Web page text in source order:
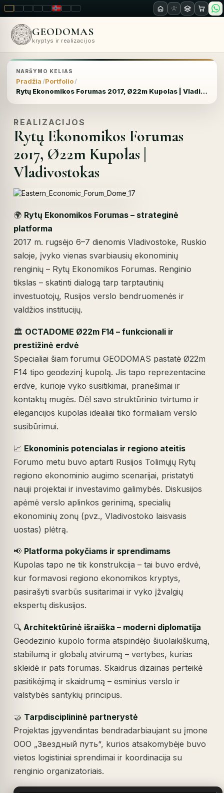
LT ENPL FR RUNOSKRO
GEODOMAS
kryptys ir realizacijos
NARŠYMO KELIAS
Pradžia Portfolio
Rytų Ekonomikos Forumas 2017, Ø22m Kupolas | Vladivostokas
REALIZACIJOS
Rytų Ekonomikos Forumas
2017, Ø22m Kupolas |
Vladivostokas
🌍 Rytų Ekonomikos Forumas – strateginė
platforma
2017 m. rugsėjo 6–7 dienomis Vladivostoke, Ruskio
saloje, įvyko vienas svarbiausių ekonominių
renginių – Rytų Ekonomikos Forumas. Renginio
tikslas – skatinti dialogą tarp tarptautinių
investuotojų, Rusijos verslo bendruomenės ir
valdžios institucijų.
🏛️ OCTADOME Ø22m F14 – funkcionali ir
prestižinė erdvė
Specialiai šiam forumui GEODOMAS pastatė Ø22m
F14 tipo geodezinį kupolą. Jis tapo reprezentacine
erdve, kurioje vyko susitikimai, pranešimai ir
kontaktų mugės. Dėl savo struktūrinio tvirtumo ir
elegancijos kupolas idealiai tiko formaliam verslo
susibūrimui.
📈 Ekonominis potencialas ir regiono ateitis
Forumo metu buvo aptarti Rusijos Tolimųjų Rytų
regiono ekonominio augimo scenarijai, pristatyti
nauji projektai ir investavimo galimybės. Diskusijos
apėmė verslo aplinkos gerinimą, specialių
ekonominių zonų (pvz., Vladivostoko laisvasis
uostas) plėtrą.
📢 Platforma pokyčiams ir sprendimams
Kupolas tapo ne tik konstrukcija – tai buvo erdvė,
kur formavosi regiono ekonomikos kryptys,
pasirašyti svarbūs susitarimai ir vyko įžvalgių
ekspertų diskusijos.
🔍Architektūrinė išraiška – moderni diplomatija
Geodezinio kupolo forma atspindėjo šiuolaikiškumą,
stabilumą ir globalų atvirumą – vertybes, kurias
skleidė ir pats forumas. Skaidrus dizainas perteikė
pasitikėjimą ir skaidrumą – esminius verslo ir
valstybės santykių principus.
🤝 Tarpdisciplininė partnerystė
Projektas įgyvendintas bendradarbiaujant su įmone
ООО „Звездный путь“, kurios atsakomybėje buvo
vietos logistiniai sprendimai ir koordinacija su
renginio organizatoriais.